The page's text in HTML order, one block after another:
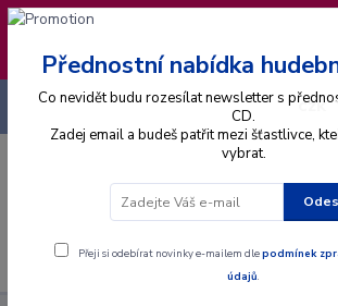
❣️ Od 4.8. do 13.8. čerpám
expedice objednávek se
14.8.2026 🐋
CZK
+420 725 736 293
Přednostní nabídka
Co nevidět budu rozesílat newsletter s
CD.
Zadej email a budeš patřit mezi šťastlivce,
vybrat.
Přeji si odebírat novinky e-mailem dlepodmínek
údajů.